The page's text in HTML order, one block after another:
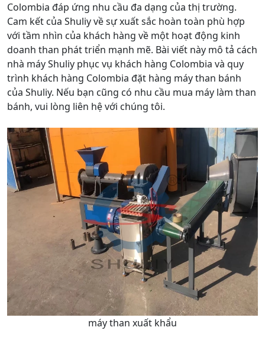
Colombia đáp ứng nhu cầu đa dạng của thị trường.
Cam kết của Shuliy về sự xuất sắc hoàn toàn phù hợp
với tầm nhìn của khách hàng về một hoạt động kinh
doanh than phát triển mạnh mẽ. Bài viết này mô tả cách
nhà máy Shuliy phục vụ khách hàng Colombia và quy
trình khách hàng Colombia đặt hàng máy than bánh
của Shuliy. Nếu bạn cũng có nhu cầu mua máy làm than
bánh, vui lòng liên hệ với chúng tôi.
máy than xuất khẩu